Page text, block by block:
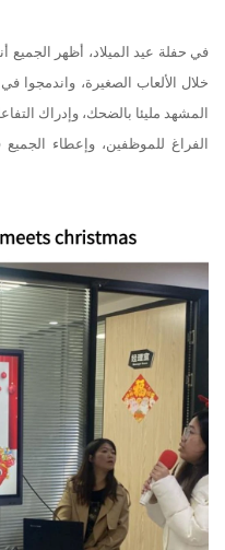
في حفلة عيد الميلاد، أظهر الجميع
خلال الألعاب الصغيرة، واندمجوا في
المشهد مليئا بالضحك، وإدراك
الفراغ للموظفين، وإعطاء